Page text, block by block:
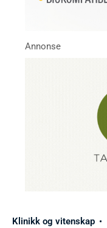
Klinikk og vitenskap